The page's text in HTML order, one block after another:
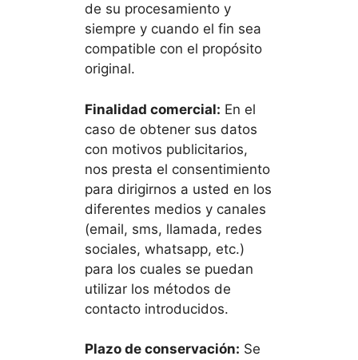
de su procesamiento y
siempre y cuando el fin sea
compatible con el propósito
original.
Finalidad comercial: En el
caso de obtener sus datos
con motivos publicitarios,
nos presta el consentimiento
para dirigirnos a usted en los
diferentes medios y canales
(email, sms, llamada, redes
sociales, whatsapp, etc.)
para los cuales se puedan
utilizar los métodos de
contacto introducidos.
Plazo de conservación: Se